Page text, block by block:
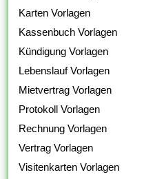
Karten Vorlagen
Kassenbuch Vorlagen
Kündigung Vorlagen
Lebenslauf Vorlagen
Mietvertrag Vorlagen
Protokoll Vorlagen
Rechnung Vorlagen
Vertrag Vorlagen
Visitenkarten Vorlagen